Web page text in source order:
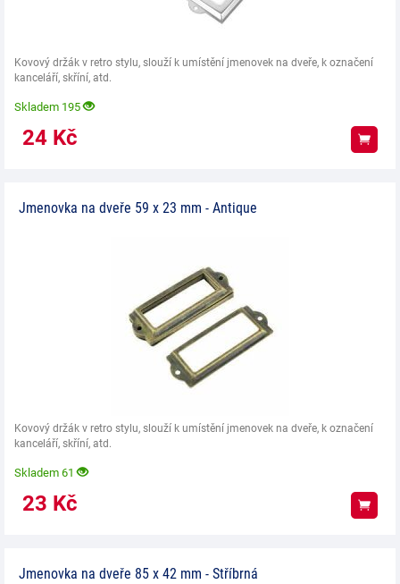
Kovový držák v retro stylu, slouží k umístění jmenovek na dveře, k označení
kanceláří, skříní, atd.
Skladem 195
24 Kč
Jmenovka na dveře 59 x 23 mm - Antique
Kovový držák v retro stylu, slouží k umístění jmenovek na dveře, k označení
kanceláří, skříní, atd.
Skladem 61
23 Kč
Jmenovka na dveře 85 x 42 mm - Stříbrná